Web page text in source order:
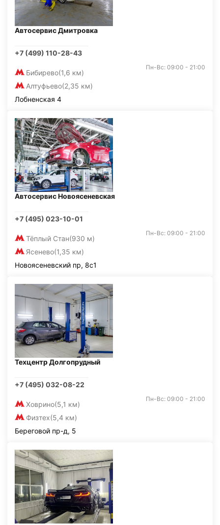
Автосервис Дмитровка
+7 (499) 110-28-43
Бибирево(1,6 км)
Алтуфьево(2,35 км)
Пн-Вс: 09:00 - 21:00
Лобненская 4
Автосервис Новоясеневская
+7 (495) 023-10-01
Тёплый Стан(930 м)
Ясенево(1,35 км)
Пн-Вс: 09:00 - 21:00
Новоясеневский пр, 8с1
Техцентр Долгопрудный
+7 (495) 032-08-22
Ховрино(5,1 км)
Физтех(5,4 км)
Пн-Вс: 09:00 - 21:00
Береговой пр-д, 5